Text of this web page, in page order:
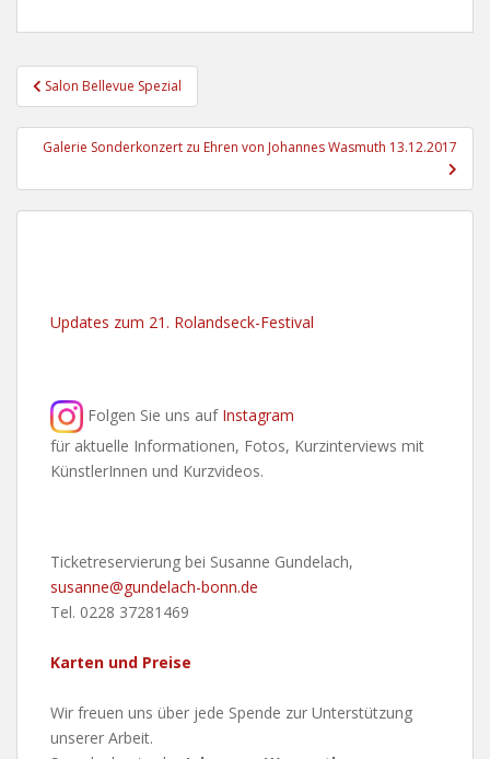
Beitragsnavigation
Salon Bellevue Spezial
Galerie Sonderkonzert zu Ehren von Johannes Wasmuth 13.12.2017
Updates zum 21. Rolandseck-Festival
Folgen Sie uns auf Instagram
für aktuelle Informationen, Fotos, Kurzinterviews mit
KünstlerInnen und Kurzvideos.
Ticketreservierung bei Susanne Gundelach,
susanne@gundelach-bonn.de
Tel. 0228 37281469
Karten und Preise
Wir freuen uns über jede Spende zur Unterstützung
unserer Arbeit.